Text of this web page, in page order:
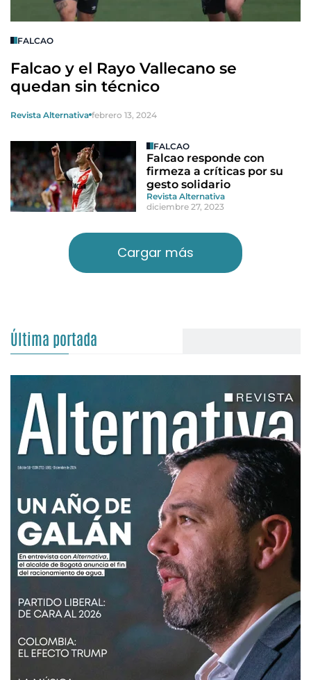
FALCAO
Falcao y el Rayo Vallecano se
quedan sin técnico
Revista Alternativa febrero 13, 2024
FALCAO
Falcao responde con
firmeza a críticas por su
gesto solidario
Revista Alternativa
diciembre 27, 2023
Cargar más
Última portada